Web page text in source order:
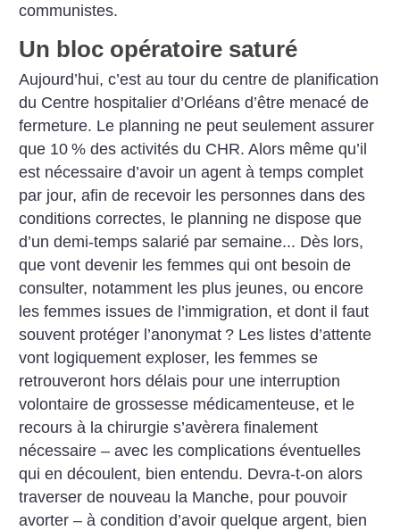
communistes.
Un bloc opératoire saturé
Aujourd’hui, c’est au tour du centre de planification
du Centre hospitalier d’Orléans d’être menacé de
fermeture. Le planning ne peut seulement assurer
que 10 % des activités du CHR. Alors même qu’il
est nécessaire d’avoir un agent à temps complet
par jour, afin de recevoir les personnes dans des
conditions correctes, le planning ne dispose que
d’un demi-temps salarié par semaine... Dès lors,
que vont devenir les femmes qui ont besoin de
consulter, notamment les plus jeunes, ou encore
les femmes issues de l’immigration, et dont il faut
souvent protéger l’anonymat ? Les listes d’attente
vont logiquement exploser, les femmes se
retrouveront hors délais pour une interruption
volontaire de grossesse médicamenteuse, et le
recours à la chirurgie s’avèrera finalement
nécessaire – avec les complications éventuelles
qui en découlent, bien entendu. Devra-t-on alors
traverser de nouveau la Manche, pour pouvoir
avorter – à condition d’avoir quelque argent, bien